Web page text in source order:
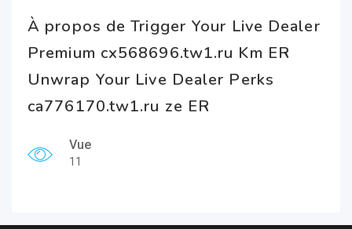
À propos de Trigger Your Live Dealer
Premium cx568696.tw1.ru Km ER
Unwrap Your Live Dealer Perks
ca776170.tw1.ru ze ER
Vue
11